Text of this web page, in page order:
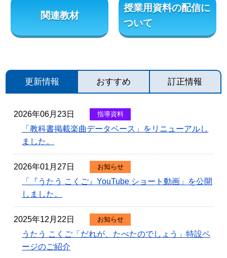
関連教材
授業用資料の配信に
ついて
更新情報 おすすめ 訂正情報
2026年06月23日 指導資料
「教科書掲載楽曲データベース」をリニューアルし
ました。
2026年01月27日 お知らせ
「『うたう こくご』YouTube ショート動画」を公開
しました。
2025年12月22日 お知らせ
うたう こくご「だれが、たべたのでしょう」特設ペ
ージのご紹介